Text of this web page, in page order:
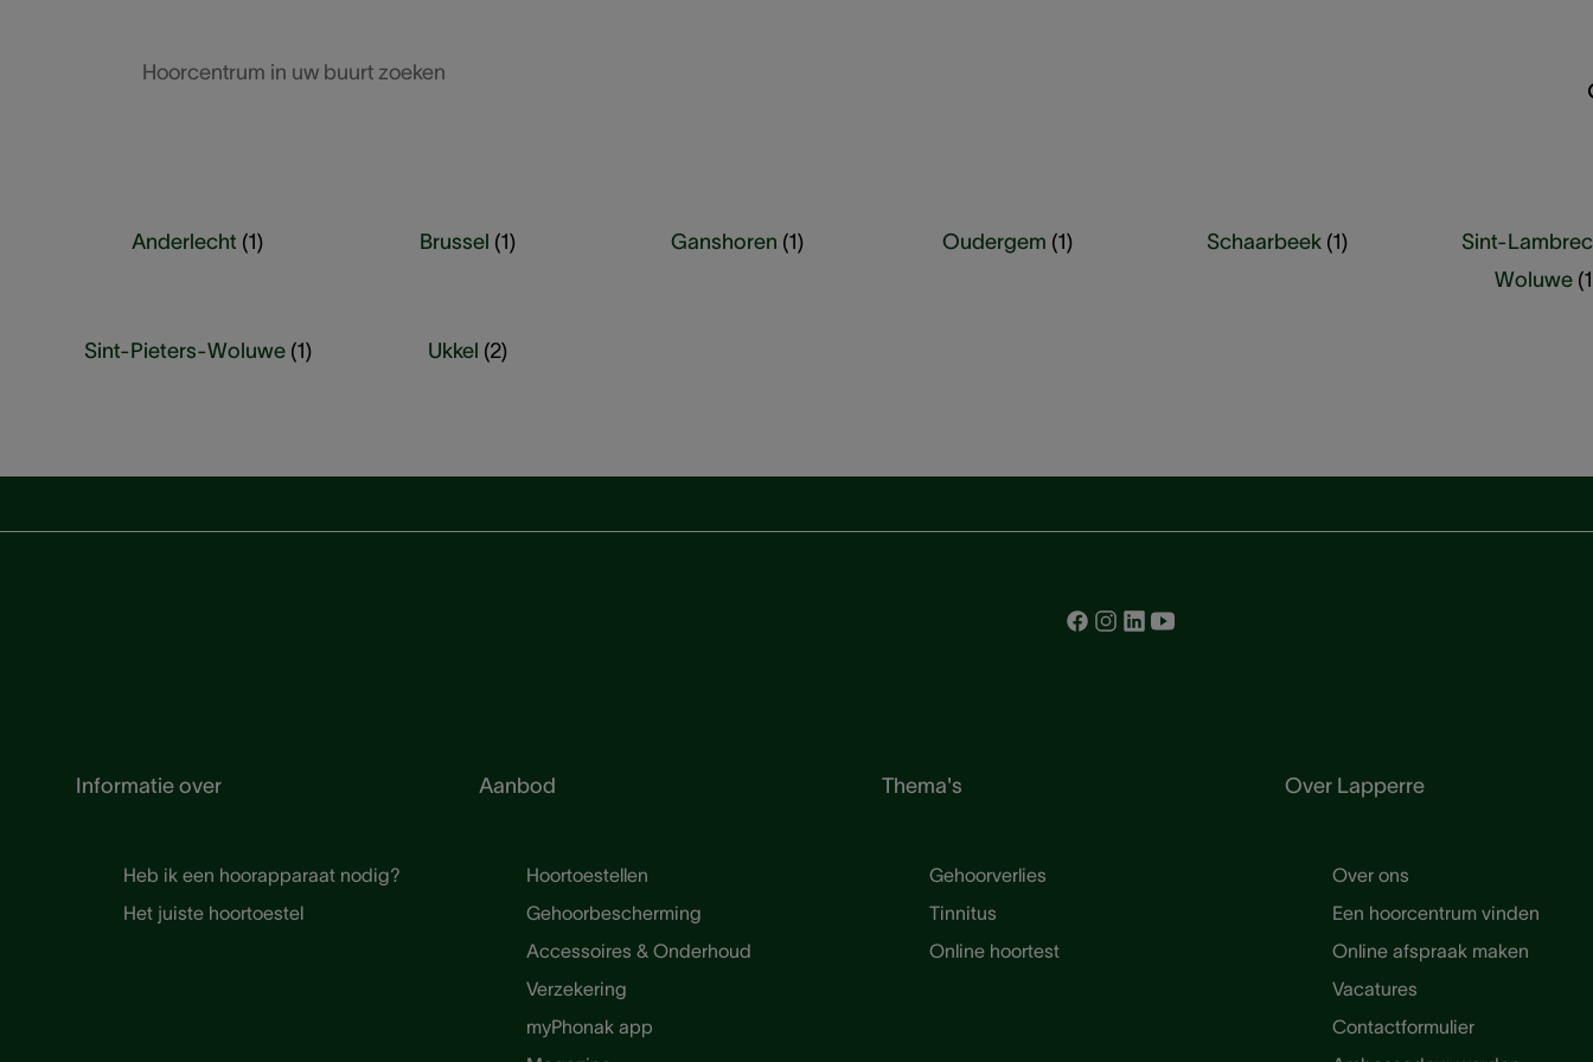
Hoorcentrum in uw buurt zoeken
Anderlecht (1) Brussel (1) Ganshoren (1) Oudergem (1) Schaarbeek (1)
Sint-
Woluwe (1
Sint-Pieters-Woluwe (1) Ukkel (2)
Informatie over
Heb ik een hoorapparaat nodig?
Het juiste hoortoestel
Aanbod
Hoortoestellen
Gehoorbescherming
Accessoires & Onderhoud
Verzekering
myPhonak app
Thema's
Gehoorverlies
Tinnitus
Online hoortest
Over Lapperre
Over ons
Een hoorcentrum vinden
Online afspraak maken
Vacatures
Contactformulier